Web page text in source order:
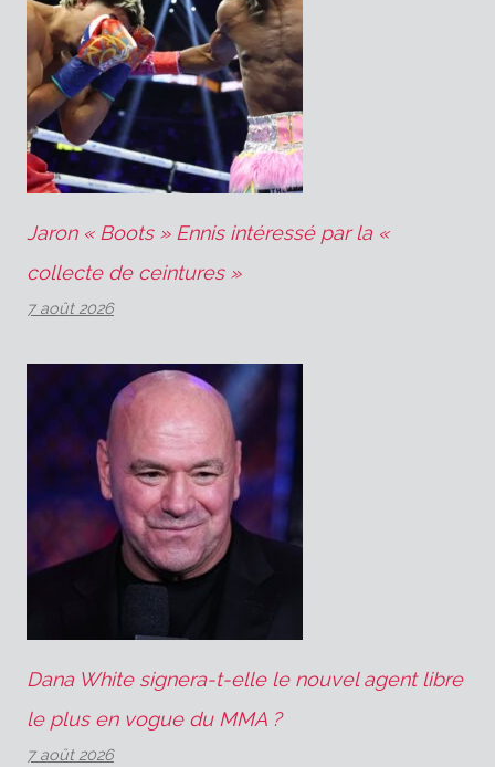
Jaron « Boots » Ennis intéressé par la «
collecte de ceintures »
7 août 2026
Dana White signera-t-elle le nouvel agent libre
le plus en vogue du MMA ?
7 août 2026